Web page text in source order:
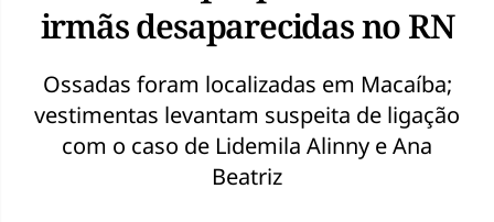
irmãs desaparecidas no RN
Ossadas foram localizadas em Macaíba;
vestimentas levantam suspeita de ligação
com o caso de Lidemila Alinny e Ana
Beatriz